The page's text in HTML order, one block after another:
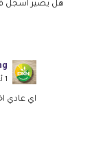
هل يصير اسجل
1 أغسطس 2024 في 7:03 ص
اي عادي